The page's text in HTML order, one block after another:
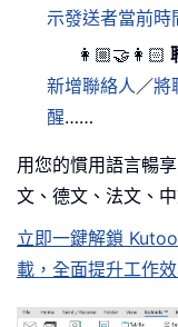
示發送者當前時
👩🏼‍🤝‍👩🏻
新增聯絡人／將
醒……
用您的慣用語言暢
文、德文、法文、
立即一鍵解鎖
載，全面提升工作效